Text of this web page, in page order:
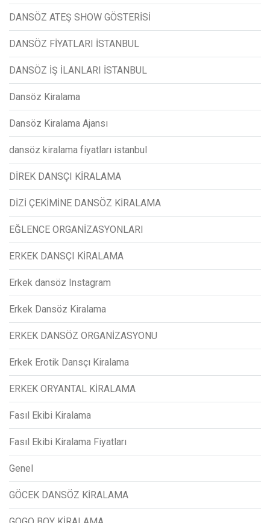
DANSÖZ ATEŞ SHOW GÖSTERİSİ
DANSÖZ FİYATLARI İSTANBUL
DANSÖZ İŞ İLANLARI İSTANBUL
Dansöz Kiralama
Dansöz Kiralama Ajansı
dansöz kiralama fiyatları istanbul
DİREK DANSÇI KİRALAMA
DİZİ ÇEKİMİNE DANSÖZ KİRALAMA
EĞLENCE ORGANİZASYONLARI
ERKEK DANSÇI KİRALAMA
Erkek dansöz Instagram
Erkek Dansöz Kiralama
ERKEK DANSÖZ ORGANİZASYONU
Erkek Erotik Dansçı Kiralama
ERKEK ORYANTAL KİRALAMA
Fasıl Ekibi Kiralama
Fasıl Ekibi Kiralama Fiyatları
Genel
GÖCEK DANSÖZ KİRALAMA